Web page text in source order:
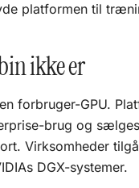
platformen til
ikke er
forbruger-GPU.
brug og
Virksomheder
DGX-systemer.